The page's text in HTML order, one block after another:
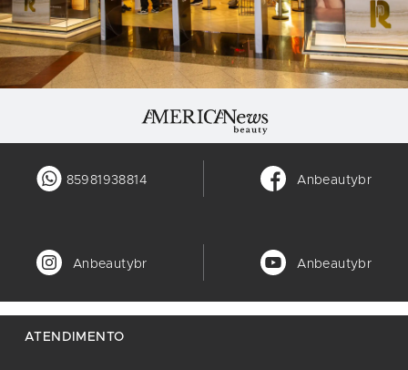
85981938814 Anbeautybr
Anbeautybr Anbeautybr
ATENDIMENTO